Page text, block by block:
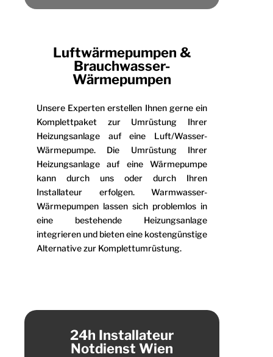
Luftwärmepumpen &
Brauchwasser-
Wärmepumpen
Unsere Experten erstellen Ihnen gerne ein
Komplettpaket zur Umrüstung Ihrer
Heizungsanlage auf eine Luft/Wasser-
Wärmepumpe. Die Umrüstung Ihrer
Heizungsanlage auf eine Wärmepumpe
kann durch uns oder durch Ihren
Installateur erfolgen. Warmwasser-
Wärmepumpen lassen sich problemlos in
eine bestehende Heizungsanlage
integrieren und bieten eine kostengünstige
Alternative zur Komplettumrüstung.
24h Installateur
Notdienst Wien